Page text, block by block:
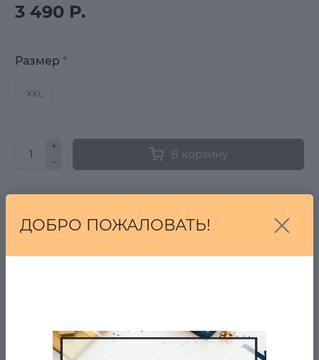
3 490 Р.
Размер *
XXL
В корзину
Купить
ДОБРО ПОЖАЛОВАТЬ!